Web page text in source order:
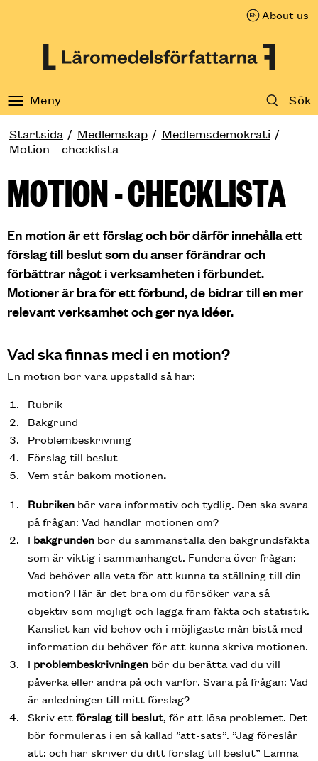
About us
Meny Sök
Startsida Medlemskap
Medlemsdemokrati
Motion - checklista
MOTION - CHECKLISTA
En motion är ett förslag och bör därför innehålla ett
förslag till beslut som du anser förändrar och
förbättrar något i verksamheten i förbundet.
Motioner är bra för ett förbund, de bidrar till en mer
relevant verksamhet och ger nya idéer.
Vad ska finnas med i en motion?
En motion bör vara uppställd så här:
Rubrik
Bakgrund
Problembeskrivning
Förslag till beslut
Vem står bakom motionen.
Rubrikenbör vara informativ och tydlig. Den ska svara
på frågan: Vad handlar motionen om?
I bakgrundenbör du sammanställa den bakgrundsfakta
som är viktig i sammanhanget. Fundera över frågan:
Vad behöver alla veta för att kunna ta ställning till din
motion? Här är det bra om du försöker vara så
objektiv som möjligt och lägga fram fakta och statistik.
Kansliet kan vid behov och i möjligaste mån bistå med
information du behöver för att kunna skriva motionen.
I problembeskrivningenbör du berätta vad du vill
påverka eller ändra på och varför. Svara på frågan: Vad
är anledningen till mitt förslag?
Skriv ettförslag till beslut, för att lösa problemet. Det
bör formuleras i en så kallad ”att-sats”. ”Jag föreslår
att: och här skriver du ditt förslag till beslut” Lämna